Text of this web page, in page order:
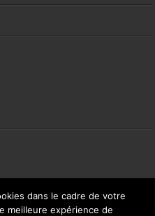
dans le cadre de votre
meilleure expérience de